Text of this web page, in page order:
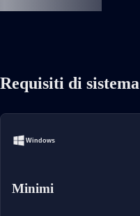
Requisiti di sistema
Windows
Minimi